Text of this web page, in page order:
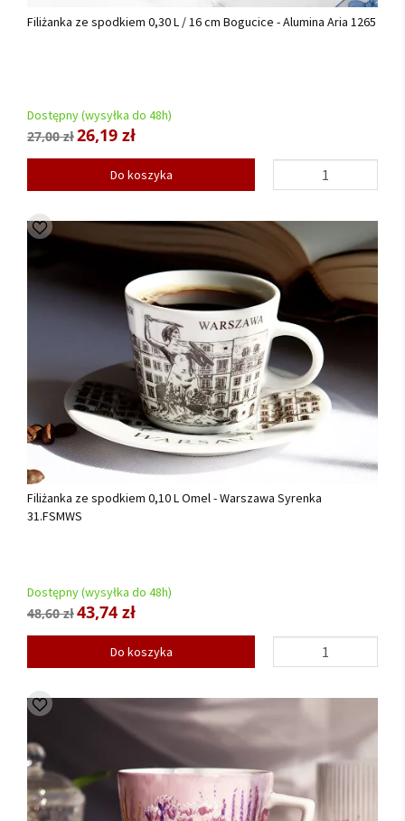
Filiżanka ze spodkiem 0,30 L / 16 cm Bogucice - Alumina Aria 1265
Dostępny (wysyłka do 48h)
27,00 zł26,19 zł
Do koszyka
Filiżanka ze spodkiem 0,10 L Omel - Warszawa Syrenka
31.FSMWS
Dostępny (wysyłka do 48h)
48,60 zł43,74 zł
Do koszyka